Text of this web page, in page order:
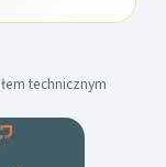
technicznym